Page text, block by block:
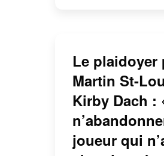
Le plaidoyer
Martin St-
Kirby Dach :
joueur qui